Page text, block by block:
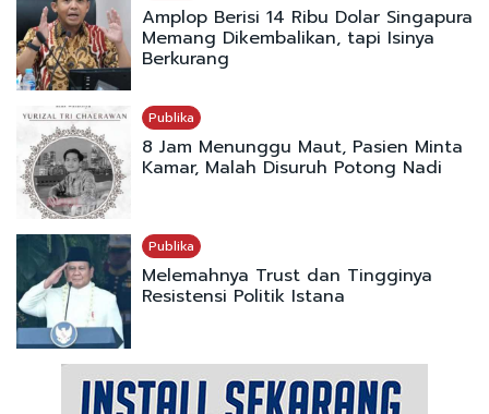
Amplop Berisi 14 Ribu Dolar Singapura
Memang Dikembalikan, tapi Isinya
Berkurang
Publika
8 Jam Menunggu Maut, Pasien Minta
Kamar, Malah Disuruh Potong Nadi
Publika
Melemahnya Trust dan Tingginya
Resistensi Politik Istana